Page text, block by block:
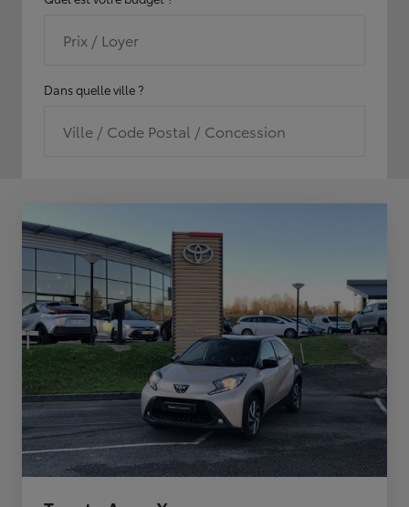
Prix / Loyer
Dans quelle ville ?
Ville / Code Postal / Concession